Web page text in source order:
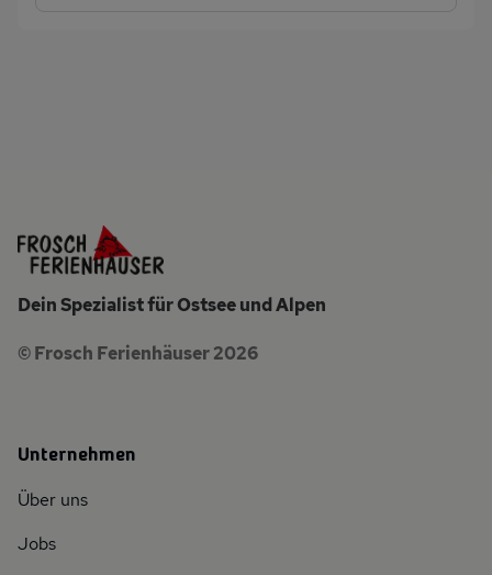
Dein Spezialist für Ostsee und Alpen
© Frosch Ferienhäuser 2026
Unternehmen
Über uns
Jobs